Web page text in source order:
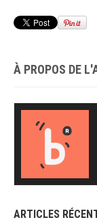
À PROPOS DE
ARTICLES